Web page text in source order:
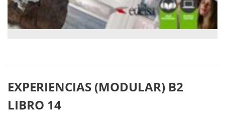
EXPERIENCIAS (MODULAR) B2
LIBRO 14